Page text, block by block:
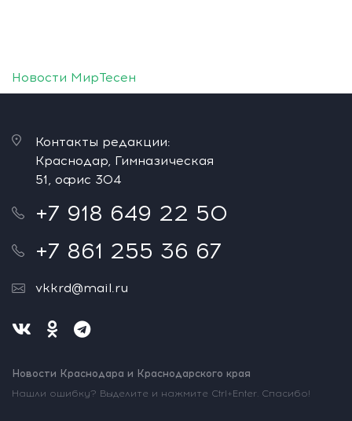
Новости МирТесен
Контакты редакции:
Краснодар, Гимназическая
51, офис 304
+7 918 649 22 50
+7 861 255 36 67
vkkrd@mail.ru
Новости Краснодара и Краснодарского края
Нашли ошибку? Выделите и нажмите Ctrl+Enter. Спасибо!